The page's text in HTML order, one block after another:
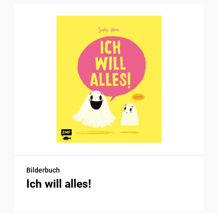
Bilderbuch
Ich will alles!